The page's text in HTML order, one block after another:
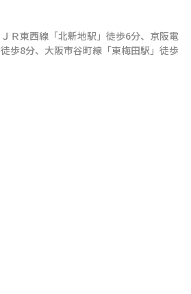
ＪＲ東西線 「北新地駅 」 徒歩6分、 京阪電
徒歩8分、 大阪市谷町線 「東梅田駅 」 徒歩